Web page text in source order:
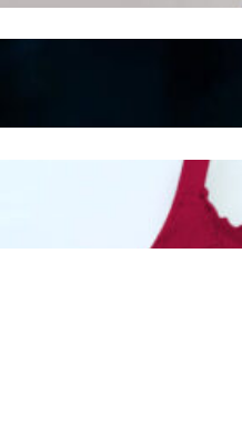
Kepribadian
Mengintip Kepribadian
Wanita Dari Warna Bra